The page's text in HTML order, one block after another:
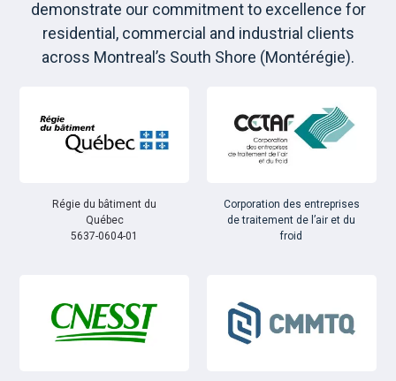
demonstrate our commitment to excellence for
residential, commercial and industrial clients
across Montreal’s South Shore (Montérégie).
Régie du bâtiment du
Québec
5637-0604-01
Corporation des entreprises
de traitement de l’air et du
froid